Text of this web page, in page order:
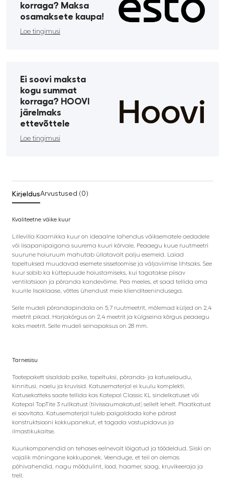
korraga? Maksa
osamaksete kaupa!
Loe tingimusi
Ei soovi maksta
kogu summat
korraga? HOOVI
järelmaks
ettevõttele
Loe tingimusi
KirjeldusArvustused (0)
Kvaliteetne väike kuur
Lillevilla Kaarnikka kuur on ideaalne lahendus väiksematele aedadele
või lisapanipaigana suurema kuuri kõrvale. Peaaegu kuue ruutmeetri
suurune hoiuruum mahutab üllatavalt palju esemeid. Laiad
topeltuksed muudavad esemete sissetoomise ja väljaviimise lihtsaks. See
kuur sobib ka küttepuude hoiustamiseks, kui tagatakse piisav
ventilatsioon ja põranda kandevõime. Pea meeles, et saad tellida oma
kuurile lisaklaase, võttes ühendust meie klienditeenindusega.
Selle mudeli põrandapindala on 5,7 ruutmeetrit, mõlemad küljed on 2,4
meetrit pikad. Harjakõrgus on 2,4 meetrit ja külgseina kõrgus peaaegu
kaks meetrit. Selle mudeli seinapaksus on 28 mm.
Tarnesisu
Tootepakett sisaldab palke, topeltuksi, põranda- ja katuselaudu,
kinnitusi, naelu ja kruvisid. Katusematerjal ei kuulu komplekti.
Katusekatteks saate tellida kas Katepal Classic KL sindelkatuset või
Katepal TopTite 3 rullkatust (tiivissaumakatust) sellelt lehelt. Plaatkatust
ei soovitata. Katusematerjal tuleb paigaldada kohe pärast
konstruktsiooni kokkupanekut, et tagada vastupidavus ja
ilmastikukaitse.
Kuurikomponendid on tehases eelnevalt lõigatud ja töödeldud. Siiski on
vajalik mõningane kokkupanek. Veenduge, et teil on olemas
põhivahendid, nagu mõõdulint, lood, haamer, saag, kruvikeeraja ja
trell.